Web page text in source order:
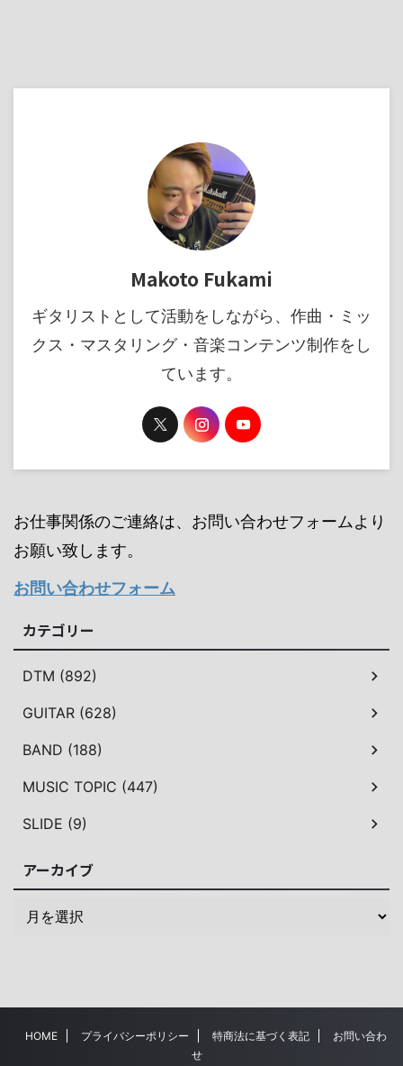
Makoto Fukami
ギタリストとして活動をしながら、作曲・ミッ
クス・マスタリング・音楽コンテンツ制作をし
ています。
お仕事関係のご連絡は、お問い合わせフォームより
お願い致します。
お問い合わせフォーム
カテゴリー
DTM (892)
GUITAR (628)
BAND (188)
MUSIC TOPIC (447)
SLIDE (9)
アーカイブ
HOME プライバシーポリシー 特商法に基づく表記
お問い合わ
せ